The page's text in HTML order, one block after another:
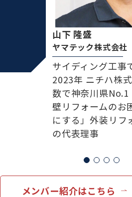
山下 隆盛
ヤマテック株式会社
サイディング工事
2023年 ニチハ株
数で神奈川県No.1
壁リフォームのお
にする」外装リフ
の代表理事
メンバー紹介はこちら